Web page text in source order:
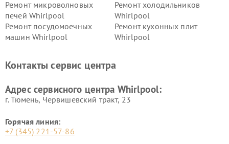
Ремонт микроволновых
печей Whirlpool
Ремонт холодильников
Whirlpool
Ремонт посудомоечных
машин Whirlpool
Ремонт кухонных плит
Whirlpool
Контакты сервис центра
Адрес сервисного центра Whirlpool:
г. Тюмень, ​Червишевский тракт, 23
Горячая линия:
+7 (345) 221-57-86